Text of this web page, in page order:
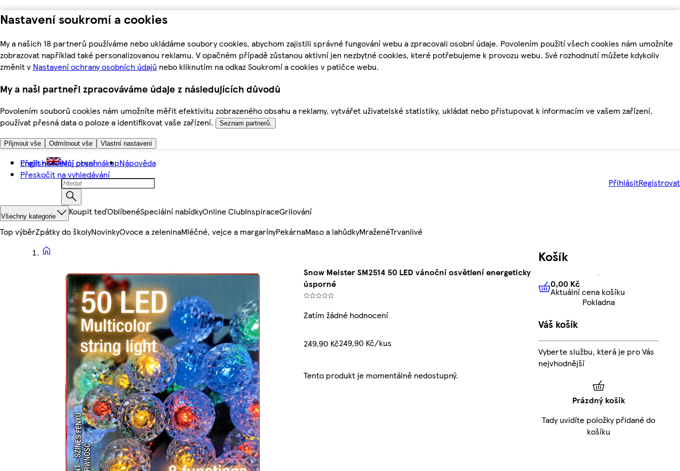
Nastavení soukromí a cookies
My a našich 18 partnerů používáme nebo ukládáme soubory cookies, abychom zajistili správné fungování webu a zpracovali osobní údaje. Povolením použití všech cookies nám umožníte
zobrazovat například také personalizovanou reklamu. V opačném případě zůstanou aktivní jen nezbytné cookies, které potřebujeme k provozu webu. Své rozhodnutí můžete kdykoliv
změnit v Nastavení ochrany osobních údajů nebo kliknutím na odkaz Soukromí a cookies v patičce webu.
My a naši partneři zpracováváme údaje z následujících důvodů
Povolením souborů cookies nám umožníte měřit efektivitu zobrazeného obsahu a reklamy, vytvářet uživatelské statistiky, ukládat nebo přistupovat k informacím ve vašem zařízení,
používat přesná data o poloze a identifikovat vaše zařízení.
Seznam partnerů.
Přijmout vše Odmítnout vše Vlastní nastavení
Přejít na hlavní obsah
Přeskočit na vyhledávání
English Můj první nákupNápověda
PřihlásitRegistrovat
Všechny kategorie Koupit teďOblíbenéSpeciální nabídkyOnline ClubInspiraceGrilování
Top výběrZpátky do školyNovinkyOvoce a zeleninaMléčné, vejce a margarínyPekárnaMaso a lahůdkyMraženéTrvanlivé
Snow Meister SM2514 50 LED vánoční osvětlení energeticky
úsporné
Zatím žádné hodnocení
249,90 Kč249,90 Kč/kus
Tento produkt je momentálně nedostupný.
Košík
0,00 KčAktuální cena košíku
0,00 Kč
Aktuální cena košíku
Pokladna
Váš košík
Vyberte službu, která je pro Vás
nejvhodnější
Prázdný košík
Tady uvidíte položky přidané do
košíku